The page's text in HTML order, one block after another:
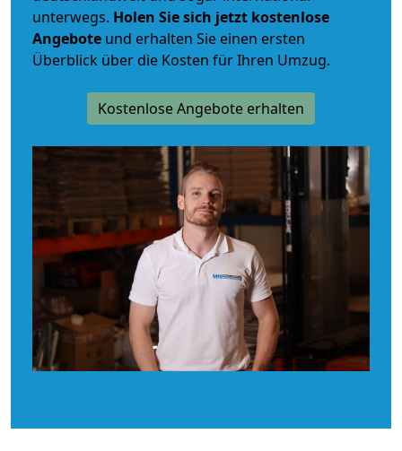
unterwegs. Holen Sie sich jetzt kostenlose
Angebote und erhalten Sie einen ersten
Überblick über die Kosten für Ihren Umzug.
Kostenlose Angebote erhalten